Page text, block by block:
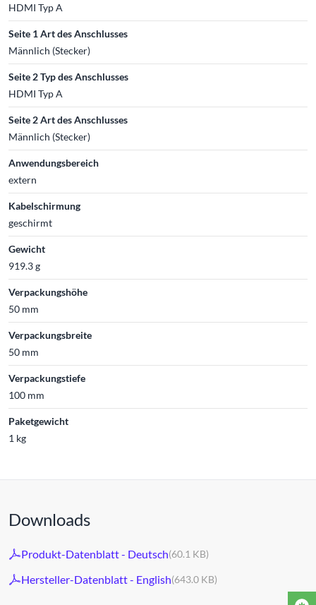
HDMI Typ A
Seite 1 Art des Anschlusses
Männlich (Stecker)
Seite 2 Typ des Anschlusses
HDMI Typ A
Seite 2 Art des Anschlusses
Männlich (Stecker)
Anwendungsbereich
extern
Kabelschirmung
geschirmt
Gewicht
919.3 g
Verpackungshöhe
50 mm
Verpackungsbreite
50 mm
Verpackungstiefe
100 mm
Paketgewicht
1 kg
Downloads
Produkt-Datenblatt - Deutsch(60.1 KB)
Hersteller-Datenblatt - English(643.0 KB)